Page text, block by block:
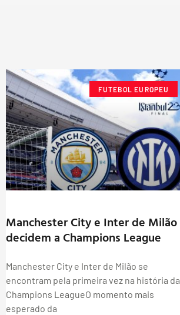
FUTEBOL EUROPEU
Manchester City e Inter de Milão
decidem a Champions League
Manchester City e Inter de Milão se
encontram pela primeira vez na história da
Champions LeagueO momento mais
esperado da